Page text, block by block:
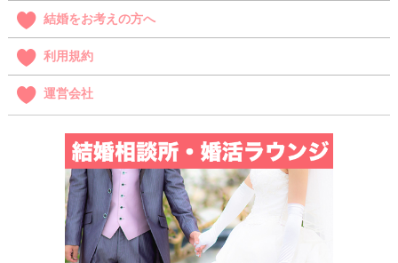
結婚をお考えの方へ
利用規約
運営会社